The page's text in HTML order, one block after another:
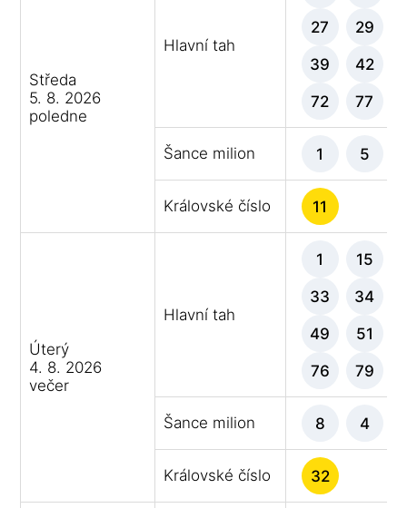
Středa
5. 8. 2026
poledne
Hlavní tah
27 29
39 42
72 77
Šance milion 1 5
Královské číslo 11
Úterý
4. 8. 2026
večer
Hlavní tah
1 15
33 34
49 51
76 79
Šance milion 8 4
Královské číslo 32